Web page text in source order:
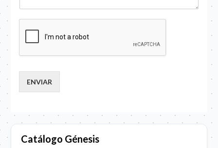
ENVIAR
Catálogo Génesis